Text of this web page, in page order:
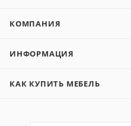
КОМПАНИЯ
ИНФОРМАЦИЯ
КАК КУПИТЬ МЕБЕЛЬ